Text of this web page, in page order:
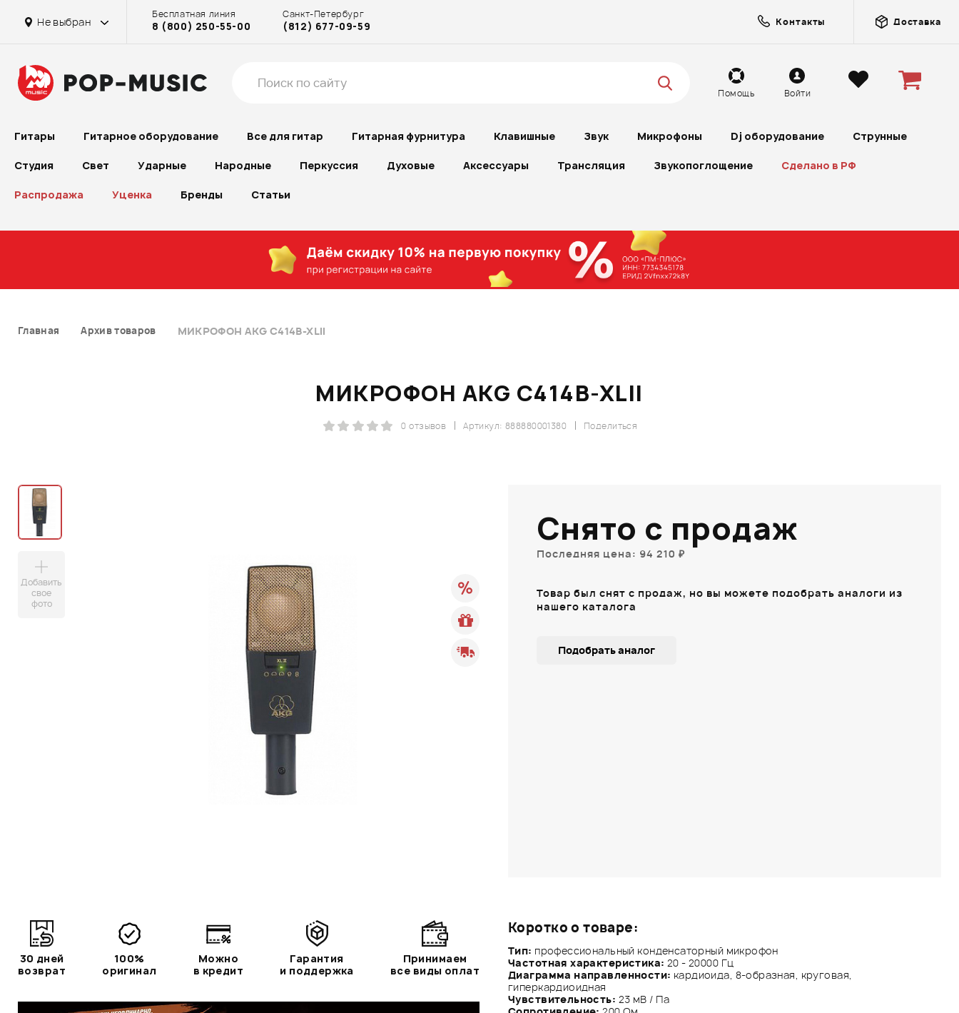
Не выбран
Бесплатная линия
8 (800) 250-55-00
Санкт-Петербург
(812) 677-09-59 Контакты Доставка
Помощь Войти
Гитары Гитарное оборудование Все для гитар Гитарная фурнитура Клавишные Звук Микрофоны Dj оборудование Струнные
Студия Свет Ударные Народные Перкуссия Духовые Аксессуары Трансляция Звукопоглощение Сделано в РФ
Распродажа Уценка Бренды Статьи
Главная Архив товаров МИКРОФОН AKG C414B-XLII
МИКРОФОН AKG C414B-XLII
Поделиться
Артикул: 888880001380
0 отзывов
Добавить
свое
фото
Коротко о товаре:
Тип: профессиональный конденсаторный микрофон
Частотная характеристика: 20 - 20000 Гц
Диаграмма направленности: кардиоида, 8-образная, круговая,
гиперкардиоидная
Чувствительность: 23 мВ / Па
Снято с продаж
Последняя цена: 94 210 ₽
Товар был снят с продаж, но вы можете подобрать аналоги из
нашего каталога
Подобрать аналог
30 дней
возврат
100%
оригинал
Можно
в кредит
Гарантия
и поддержка
Принимаем
все виды оплат